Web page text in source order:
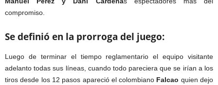
compromiso.
Se definió en la prorroga del juego:
Luego de terminar el tiempo reglamentario el equipo visitante
adelanto todas sus líneas, cuando todo pareciera que se irían a los
tiros desde los 12 pasos apareció el colombiano Falcao quien dejo